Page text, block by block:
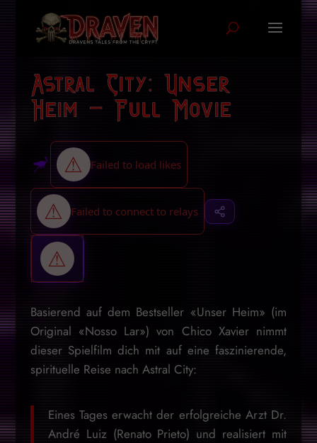
Astral City: Unser
Heim – Full Movie
Basierend auf dem Bestseller «Unser Heim» (im
Original «Nosso Lar») von Chico Xavier nimmt
dieser Spielfilm dich mit auf eine faszinierende,
spirituelle Reise nach Astral City:
Eines Tages erwacht der erfolgreiche Arzt Dr.
André Luiz (Renato Prieto) und realisiert mit